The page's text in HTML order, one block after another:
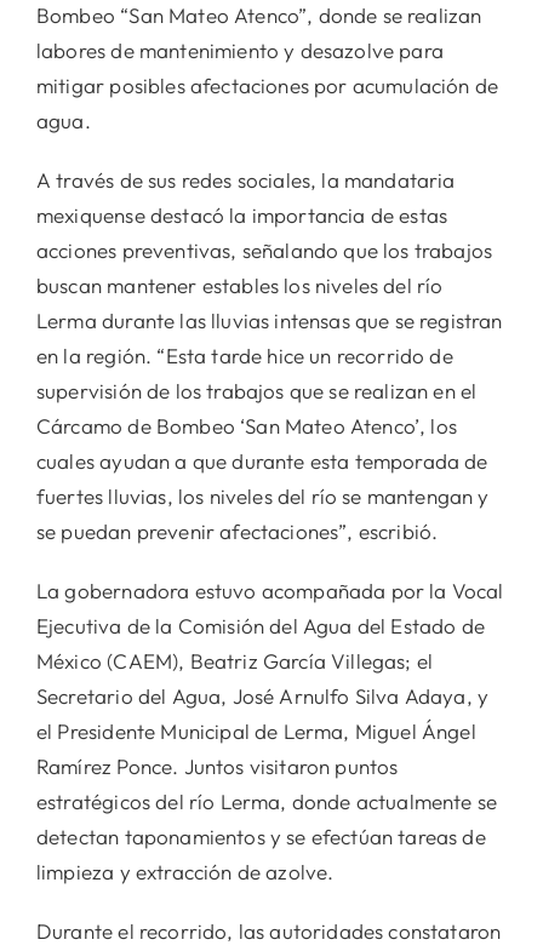
Bombeo “San Mateo Atenco”, donde se realizan
labores de mantenimiento y desazolve para
mitigar posibles afectaciones por acumulación de
agua.
A través de sus redes sociales, la mandataria
mexiquense destacó la importancia de estas
acciones preventivas, señalando que los trabajos
buscan mantener estables los niveles del río
Lerma durante las lluvias intensas que se registran
en la región. “Esta tarde hice un recorrido de
supervisión de los trabajos que se realizan en el
Cárcamo de Bombeo ‘San Mateo Atenco’, los
cuales ayudan a que durante esta temporada de
fuertes lluvias, los niveles del río se mantengan y
se puedan prevenir afectaciones”, escribió.
La gobernadora estuvo acompañada por la Vocal
Ejecutiva de la Comisión del Agua del Estado de
México (CAEM), Beatriz García Villegas; el
Secretario del Agua, José Arnulfo Silva Adaya, y
el Presidente Municipal de Lerma, Miguel Ángel
Ramírez Ponce. Juntos visitaron puntos
estratégicos del río Lerma, donde actualmente se
detectan taponamientos y se efectúan tareas de
limpieza y extracción de azolve.
Durante el recorrido, las autoridades constataron